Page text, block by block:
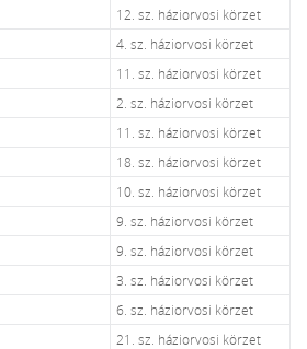
12. sz. háziorvosi körzet
4. sz. háziorvosi körzet
11. sz. háziorvosi körzet
2. sz. háziorvosi körzet
11. sz. háziorvosi körzet
18. sz. háziorvosi körzet
10. sz. háziorvosi körzet
9. sz. háziorvosi körzet
9. sz. háziorvosi körzet
3. sz. háziorvosi körzet
6. sz. háziorvosi körzet
21. sz. háziorvosi körzet